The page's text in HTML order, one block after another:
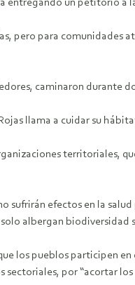
entregando un petitorio a
pero para comunidades
caminaron durante
llama a cuidar su
territoriales,
sufrirán efectos en la
albergan
los pueblos participen
sectoriales, por “acortar